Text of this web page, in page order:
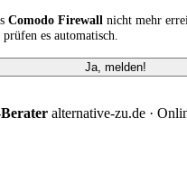
Comodo Firewall nicht mehr
es automatisch.
Ja, melden!
alternative-zu.de ·